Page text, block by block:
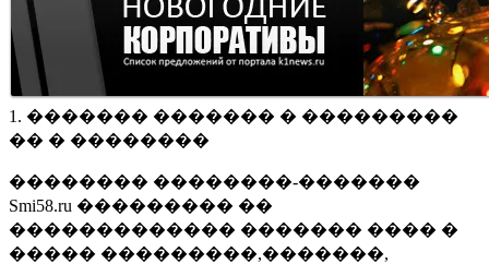
1. ������� ������� � ���������
�� � ��������
�������� ��������-�������
Smi58.ru ��������� ��
������������� ������� ���� �
����� ���������,�������,